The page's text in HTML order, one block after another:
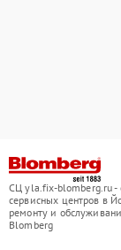
СЦ yla.fix-blomberg.ru -
сервисных центров в
ремонту и
Blomberg